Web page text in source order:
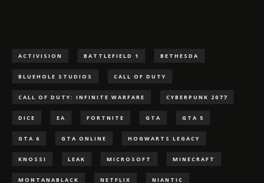
ACTIVISION BATTLEFIELD 1 BETHESDA
BLUEHOLE STUDIOS CALL OF DUTY
CALL OF DUTY: INFINITE WARFARE CYBERPUNK 2077
DICE EA FORTNITE GTA GTA 5
GTA 6 GTA ONLINE HOGWARTS LEGACY
KNOSSI LEAK MICROSOFT MINECRAFT
MONTANABLACK NETFLIX NIANTIC